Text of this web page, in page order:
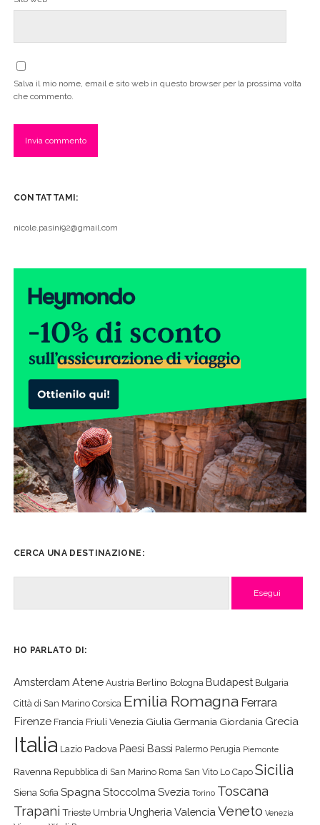
Salva il mio nome, email e sito web in questo browser per la prossima volta
che commento.
CONTATTAMI:
nicole.pasini92@gmail.com
CERCA UNA DESTINAZIONE:
HO PARLATO DI:
Amsterdam Atene Austria Berlino Bologna Budapest Bulgaria
Città di San Marino Corsica Emilia Romagna Ferrara
Firenze Francia Friuli Venezia Giulia Germania Giordania Grecia
Italia Lazio Padova Paesi Bassi Palermo Perugia Piemonte
Ravenna Repubblica di San Marino Roma San Vito Lo Capo Sicilia
Siena Sofia SpagnaStoccolma Svezia Torino Toscana
Trapani Trieste Umbria Ungheria Valencia Veneto Venezia